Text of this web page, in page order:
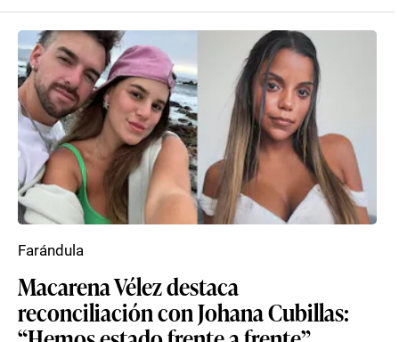
Macarena Vélez destaca
reconciliación con Johana Cubillas:
Farándula